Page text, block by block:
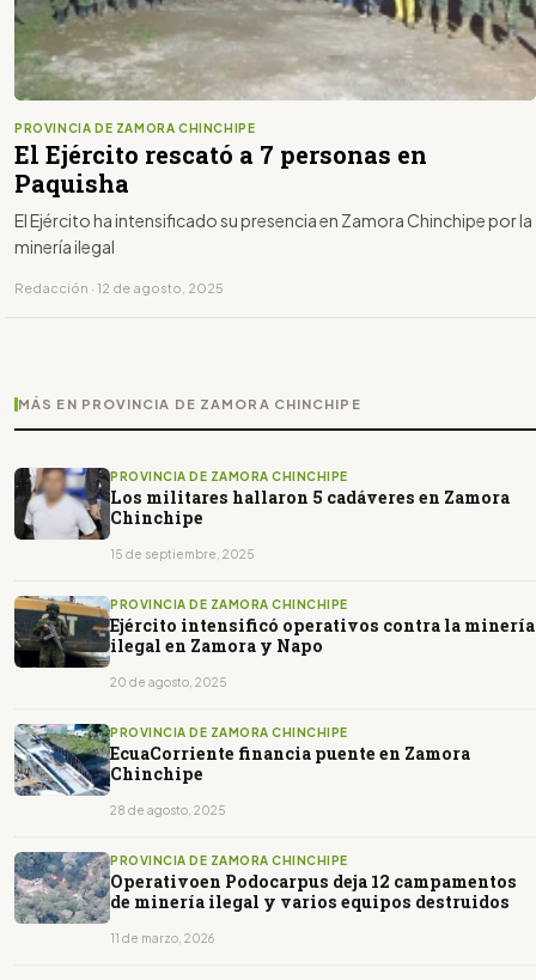
PROVINCIA DE ZAMORA CHINCHIPE
El Ejército rescató a 7 personas en
Paquisha
El Ejército ha intensificado su presencia en Zamora Chinchipe por la
minería ilegal
Redacción · 12 de agosto, 2025
MÁS EN PROVINCIA DE ZAMORA CHINCHIPE
PROVINCIA DE ZAMORA CHINCHIPE
Los militares hallaron 5 cadáveres en Zamora
Chinchipe
15 de septiembre, 2025
PROVINCIA DE ZAMORA CHINCHIPE
Ejército intensificó operativos contra la minería
ilegal en Zamora y Napo
20 de agosto, 2025
PROVINCIA DE ZAMORA CHINCHIPE
EcuaCorriente financia puente en Zamora
Chinchipe
28 de agosto, 2025
PROVINCIA DE ZAMORA CHINCHIPE
Operativoen Podocarpus deja 12 campamentos
de minería ilegal y varios equipos destruidos
11 de marzo, 2026